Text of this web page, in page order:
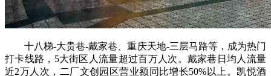
十八梯-大贵巷-戴家巷、重庆天地-三层马路等，成为热门
打卡线路，5大街区人流量超过百万人次。戴家巷日均人流量
近2万人次，二厂文创园区营业额同比增长50%以上。凯悦酒